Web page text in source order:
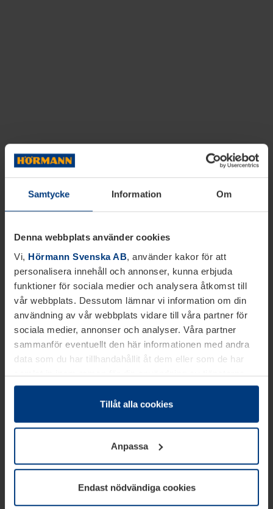
Samtycke Information Om
Denna webbplats använder cookies
Vi, Hörmann Svenska AB, använder kakor för att
personalisera innehåll och annonser, kunna erbjuda
funktioner för sociala medier och analysera åtkomst till
vår webbplats. Dessutom lämnar vi information om din
användning av vår webbplats vidare till våra partner för
sociala medier, annonser och analyser. Våra partner
sammanför eventuellt den här informationen med andra
data som du har tillhandahållit åt dem eller som de har
samlat in inom ramen för din användning av tjänsterna.
Juridiskt kan vi lagra kakor på din enhet, om de är
absolut nödvändiga för driften av den här webbplatsen.
godkännande kan du när som helst ändra eller återkalla i
informationen om kakor underDataskyddsförklaring
vår webbplats.
Tillåt alla cookies
Anpassa
Endast nödvändiga cookies